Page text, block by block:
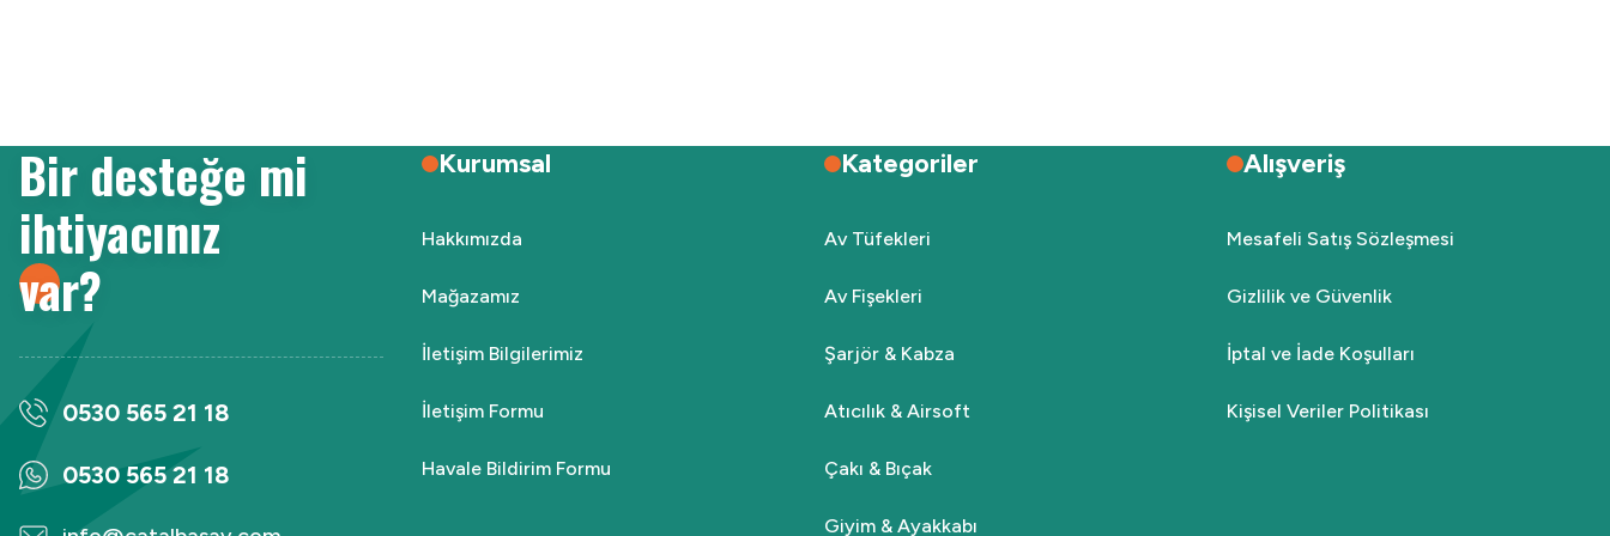
Bu ürüne benzer farklı alternatifler olmalı.
Bir desteğe mi
ihtiyacınız
var?
0530 565 21 18
0530 565 21 18
Kurumsal
Hakkımızda
Mağazamız
İletişim Bilgilerimiz
İletişim Formu
Havale Bildirim Formu
Kategoriler
Av Tüfekleri
Av Fişekleri
Şarjör & Kabza
Atıcılık & Airsoft
Çakı & Bıçak
Giyim & Ayakkabı
Alışveriş
Mesafeli Satış Sözleşmesi
Gizlilik ve Güvenlik
İptal ve İade Koşulları
Kişisel Veriler Politikası